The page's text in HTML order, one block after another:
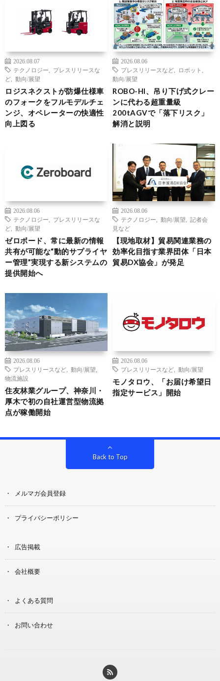
2026.08.07
テクノロジー
プレスリリースな
ど
動向/展望
ロジスネクストが防爆仕様車
のフォークをフルモデルチェ
ンジ、オペレーターの快適性
向上図る
2026.08.06
プレスリリースなど
ロボット
動向/展望
ROBO-HI、吊り下げ式クレー
ンに代わる超重量級
200tAGVで「落下リスク」
解消と説明
2026.08.06
テクノロジー
プレスリリースな
ど
動向/展望
ゼロボード、常に最新の情報
共有が可能な“動的サプライヤ
ー管理”実現する新システムの
提供開始へ
2026.08.06
テクノロジー
動向/展望
記者会
見など
【現地取材】貿易関連業務の
効率化目指す業界団体「日本
貿易DX協会」が発足
2026.08.06
プレスリリースなど
動向/展望
物流施設
住友林業グループ、神奈川・
厚木で初の自社運営型物流拠
点が稼働開始
2026.08.06
プレスリリースなど
動向/展望
モノタロウ、「お届け希望日
指定サービス」開始
Back to Top
メルマガ会員登録
プライバシーポリシー
広告掲載
会社概要
よくある質問
お問い合わせ